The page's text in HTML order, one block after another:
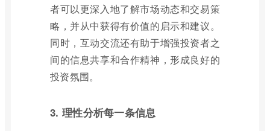
者可以更深入地了解市场动态和交易策
略，并从中获得有价值的启示和建议。
同时，互动交流还有助于增强投资者之
间的信息共享和合作精神，形成良好的
投资氛围。
3. 理性分析每一条信息